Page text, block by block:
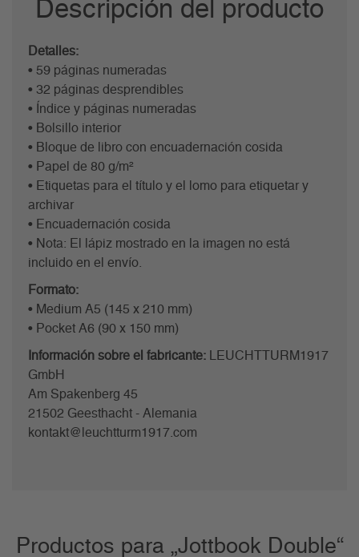
Descripción del producto
Detalles:
• 59 páginas numeradas
• 32 páginas desprendibles
• Índice y páginas numeradas
• Bolsillo interior
• Bloque de libro con encuadernación cosida
• Papel de 80 g/m²
• Etiquetas para el título y el lomo para etiquetar y
archivar
• Encuadernación cosida
• Nota: El lápiz mostrado en la imagen no está
incluido en el envío.
Formato:
• Medium A5 (145 x 210 mm)
• Pocket A6 (90 x 150 mm)
Información sobre el fabricante: LEUCHTTURM1917
GmbH
Am Spakenberg 45
21502 Geesthacht - Alemania
kontakt@leuchtturm1917.com
Productos para „Jottbook Double“